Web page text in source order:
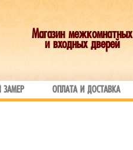
Магазин межкомнатных
и входных дверей
ЗАМЕР ОПЛАТА И ДОСТАВКА